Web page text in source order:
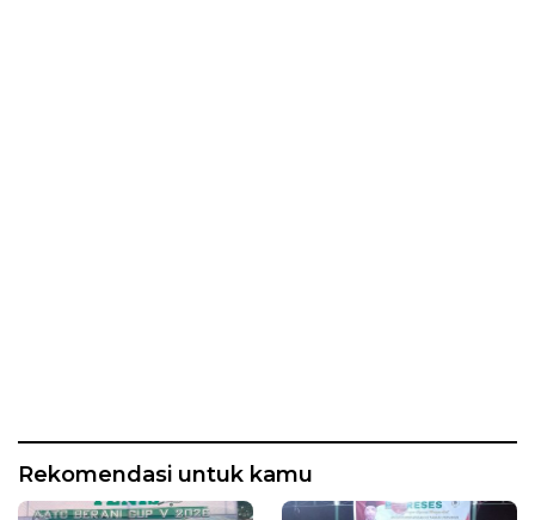
Rekomendasi untuk kamu